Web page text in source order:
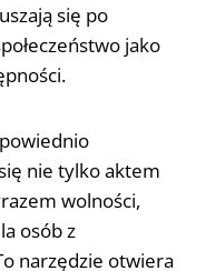
się po
jako
nie tylko aktem
wolności,
osób z
narzędzie otwiera